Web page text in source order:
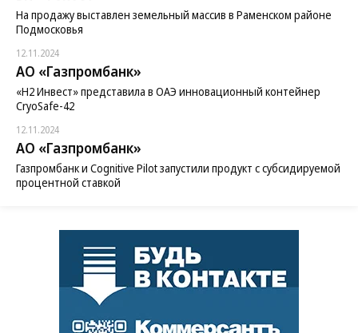
На продажу выставлен земельный массив в Раменском районе
Подмосковья
12.11.2024
АО «Газпромбанк»
«H2 Инвест» представила в ОАЭ инновационный контейнер
CryoSafe-42
12.11.2024
АО «Газпромбанк»
Газпромбанк и Cognitive Pilot запустили продукт с субсидируемой
процентной ставкой